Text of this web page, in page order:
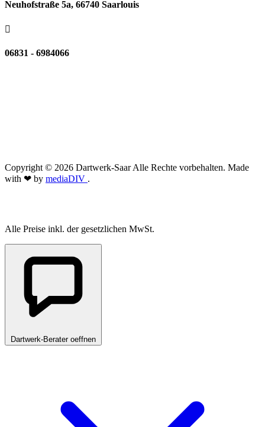
Neuhofstraße 5a, 66740 Saarlouis

06831 - 6984066
Copyright © 2026 Dartwerk-Saar Alle Rechte vorbehalten. Made
with ❤ by mediaDIV .
Alle Preise inkl. der gesetzlichen MwSt.
Dartwerk-Berater oeffnen